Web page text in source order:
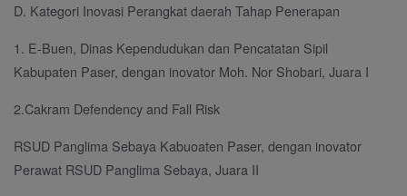
D. Kategori Inovasi Perangkat daerah Tahap Penerapan
1. E-Buen, Dinas Kependudukan dan Pencatatan Sipil
Kabupaten Paser, dengan inovator Moh. Nor Shobari, Juara I
2.Cakram Defendency and Fall Risk
RSUD Panglima Sebaya Kabuoaten Paser, dengan inovator
Perawat RSUD Panglima Sebaya, Juara II